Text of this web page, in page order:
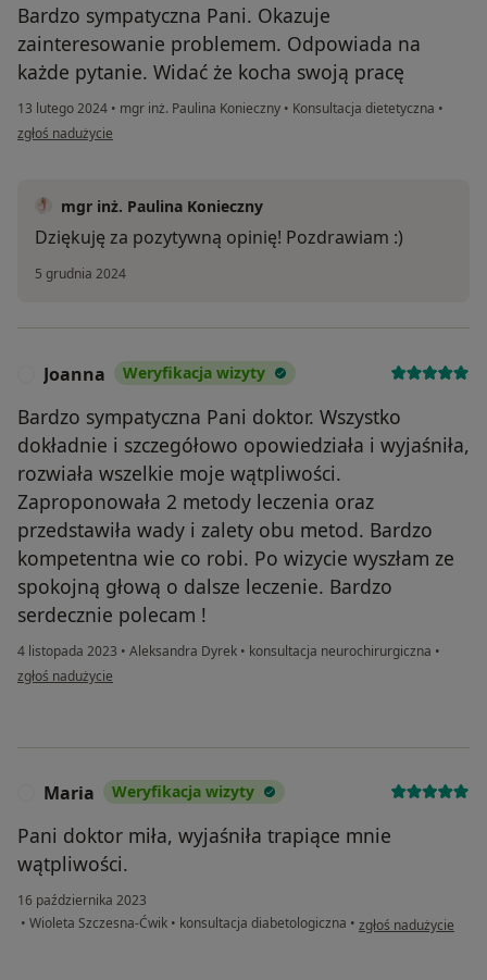
Bardzo sympatyczna Pani. Okazuje
zainteresowanie problemem. Odpowiada na
każde pytanie. Widać że kocha swoją pracę
13 lutego 2024 • mgr inż. Paulina Konieczny • Konsultacja dietetyczna •
w opinii użytkownika Iza
zgłoś nadużycie
mgr inż. Paulina Konieczny
Dziękuję za pozytywną opinię! Pozdrawiam :)
5 grudnia 2024
Joanna Weryfikacja wizyty
Bardzo sympatyczna Pani doktor. Wszystko
dokładnie i szczegółowo opowiedziała i wyjaśniła,
rozwiała wszelkie moje wątpliwości.
Zaproponowała 2 metody leczenia oraz
przedstawiła wady i zalety obu metod. Bardzo
kompetentna wie co robi. Po wizycie wyszłam ze
spokojną głową o dalsze leczenie. Bardzo
serdecznie polecam !
4 listopada 2023 • Aleksandra Dyrek • konsultacja neurochirurgiczna •
w opinii użytkownika Joanna
zgłoś nadużycie
Maria Weryfikacja wizyty
Pani doktor miła, wyjaśniła trapiące mnie
wątpliwości.
16 października 2023
• Wioleta Szczesna-Ćwik • konsultacja diabetologiczna • w opinii użytkownika
zgłoś nadużycie